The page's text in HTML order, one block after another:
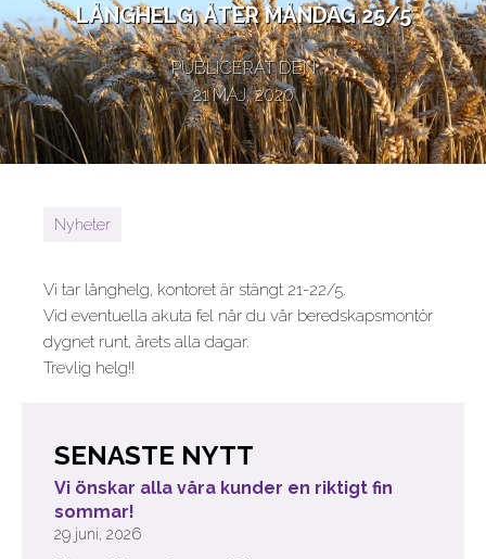
LÅNGHELG, ÅTER MÅNDAG 25/5
PUBLICERAT DEN
21 MAJ, 2020
Nyheter
Vi tar långhelg, kontoret är stängt 21-22/5.
Vid eventuella akuta fel når du vår beredskapsmontör
dygnet runt, årets alla dagar.
Trevlig helg!!
SENASTE NYTT
Vi önskar alla våra kunder en riktigt fin
sommar!
29 juni, 2026